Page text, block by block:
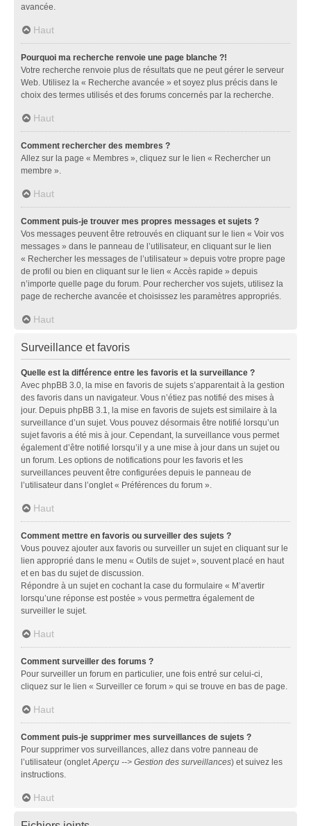
avancée.
Haut
Pourquoi ma recherche renvoie une page blanche ?!
Votre recherche renvoie plus de résultats que ne peut gérer le serveur
Web. Utilisez la « Recherche avancée » et soyez plus précis dans le
choix des termes utilisés et des forums concernés par la recherche.
Haut
Comment rechercher des membres ?
Allez sur la page « Membres », cliquez sur le lien « Rechercher un
membre ».
Haut
Comment puis-je trouver mes propres messages et sujets ?
Vos messages peuvent être retrouvés en cliquant sur le lien « Voir vos
messages » dans le panneau de l’utilisateur, en cliquant sur le lien
« Rechercher les messages de l’utilisateur » depuis votre propre page
de profil ou bien en cliquant sur le lien « Accès rapide » depuis
n’importe quelle page du forum. Pour rechercher vos sujets, utilisez la
page de recherche avancée et choisissez les paramètres appropriés.
Haut
Surveillance et favoris
Quelle est la différence entre les favoris et la surveillance ?
Avec phpBB 3.0, la mise en favoris de sujets s’apparentait à la gestion
des favoris dans un navigateur. Vous n’étiez pas notifié des mises à
jour. Depuis phpBB 3.1, la mise en favoris de sujets est similaire à la
surveillance d’un sujet. Vous pouvez désormais être notifié lorsqu’un
sujet favoris a été mis à jour. Cependant, la surveillance vous permet
également d’être notifié lorsqu’il y a une mise à jour dans un sujet ou
un forum. Les options de notifications pour les favoris et les
surveillances peuvent être configurées depuis le panneau de
l’utilisateur dans l’onglet « Préférences du forum ».
Haut
Comment mettre en favoris ou surveiller des sujets ?
Vous pouvez ajouter aux favoris ou surveiller un sujet en cliquant sur le
lien approprié dans le menu « Outils de sujet », souvent placé en haut
et en bas du sujet de discussion.
Répondre à un sujet en cochant la case du formulaire « M’avertir
lorsqu’une réponse est postée » vous permettra également de
surveiller le sujet.
Haut
Comment surveiller des forums ?
Pour surveiller un forum en particulier, une fois entré sur celui-ci,
cliquez sur le lien « Surveiller ce forum » qui se trouve en bas de page.
Haut
Comment puis-je supprimer mes surveillances de sujets ?
Pour supprimer vos surveillances, allez dans votre panneau de
l’utilisateur (ongletAperçu --> Gestion des surveillances) et suivez les
instructions.
Haut